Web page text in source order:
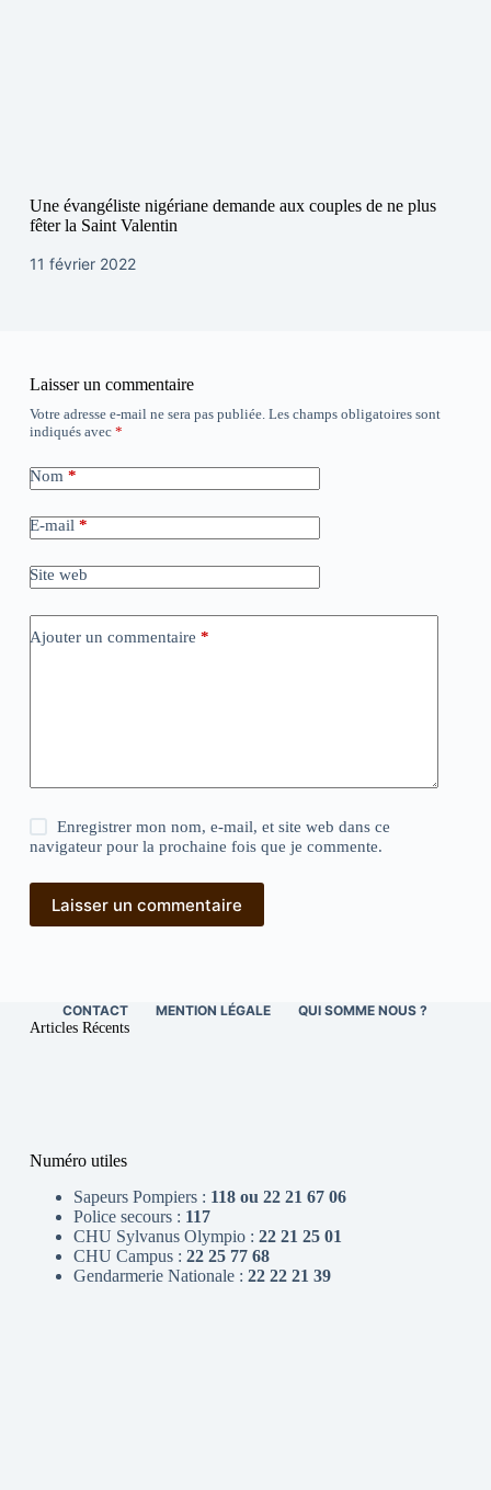
Une évangéliste nigériane demande aux couples de ne plus
fêter la Saint Valentin
11 février 2022
Laisser un commentaire
Votre adresse e-mail ne sera pas publiée. Les champs obligatoires sont
indiqués avec *
Nom*
E-mail*
Site web
Ajouter un commentaire *
Enregistrer mon nom, e-mail, et site web dans ce
navigateur pour la prochaine fois que je commente.
Laisser un commentaire
CONTACT MENTION LÉGALE QUI SOMME NOUS ?
Articles Récents
Numéro utiles
Sapeurs Pompiers : 118 ou 22 21 67 06
Police secours : 117
CHU Sylvanus Olympio : 22 21 25 01
CHU Campus : 22 25 77 68
Gendarmerie Nationale : 22 22 21 39